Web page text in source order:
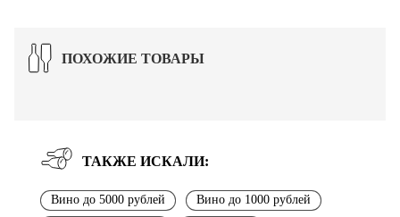
ПОХОЖИЕ ТОВАРЫ
ТАКЖЕ ИСКАЛИ:
Вино до 5000 рублей
Вино до 1000 рублей